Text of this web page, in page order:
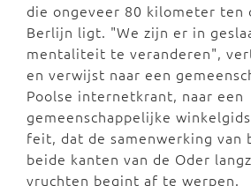
die ongeveer 80 kilometer ten
Berlijn ligt. "We zijn er in
mentaliteit te veranderen",
en verwijst naar een
Poolse internetkrant, naar een
gemeenschappelijke
feit, dat de samenwerking van
beide kanten van de Oder
vruchten begint af te werpen.